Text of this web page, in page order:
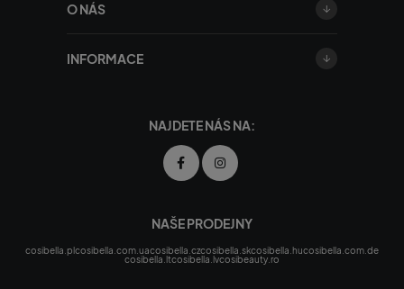
O NÁS
INFORMACE
NAJDETE NÁS NA:
NAŠE PRODEJNY
cosibella.plcosibella.com.uacosibella.czcosibella.skcosibella.hucosibella.com.de
cosibella.ltcosibella.lvcosibeauty.ro